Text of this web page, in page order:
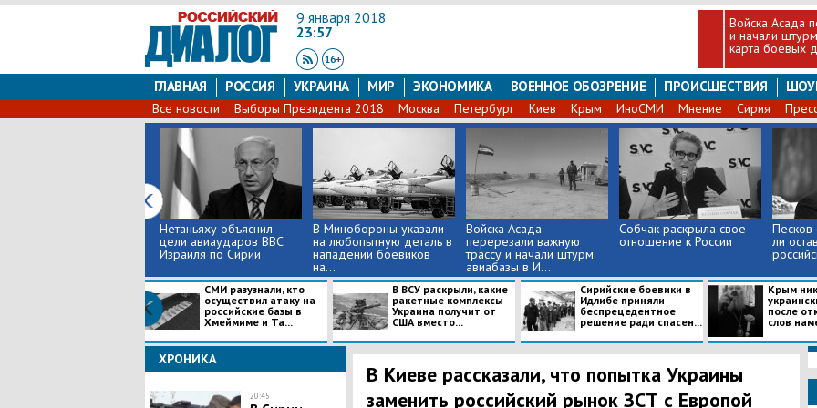
9 января 2018
23:57
Войска Асада
и начали
карта боевых
ГЛАВНАЯ РОССИЯ УКРАИНА МИР ЭКОНОМИКА ВОЕННОЕ ОБОЗРЕНИЕ ПРОИСШЕСТВИЯ
Все новости Выборы Президента 2018 Москва Петербург Киев Крым ИноСМИ Мнение Сирия
Нетаньяху объяснил
цели авиаударов ВВС
Израиля по Сирии
В Минобороны указали
на любопытную деталь в
нападении боевиков
на...
Войска Асада
перерезали важную
трассу и начали штурм
авиабазы в И...
Собчак раскрыла свое
отношение к России
Песков
ли
СМИ разузнали, кто
осуществил атаку на
российские базы в
Хмеймиме и Та...
В ВСУ раскрыли, какие
ракетные комплексы
Украина получит от
США вместо...
Сирийские боевики в
Идлибе приняли
беспрецедентное
решение ради спасен...
Крым
после
слов
ХРОНИКА
20:45
В Киеве рассказали, что попытка Украины
заменить российский рынок ЗСТ с Европой